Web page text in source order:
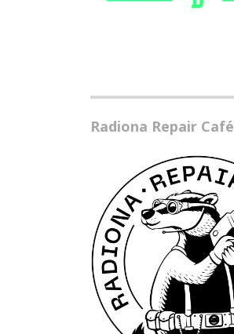
Radiona Repair Café